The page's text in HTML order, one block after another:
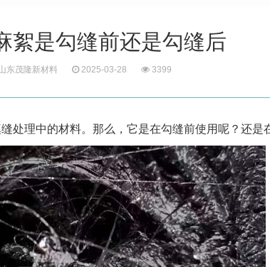
絮是勾缝前还是勾缝后
东茂隆新材料 2025-03-28 3399
处理中的材料。那么，它是在勾缝前使用呢？还是